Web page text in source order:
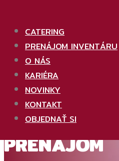
CATERING
PRENÁJOM INVENTÁRU
O NÁS
KARIÉRA
NOVINKY
KONTAKT
OBJEDNAŤ SI
INVENTÁR
PRENÁJOM